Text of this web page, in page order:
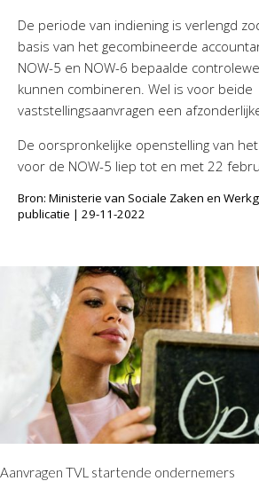
Handige links
Contact
AvantiOnline
Twinfield – Boekhouden
Klantenportaal – Online dossiers
Online Salaris – Salarissen
Nextens-Accorderen aangiften
De periode van indiening is verlengd
basis van het gecombineerde
NOW-5 en NOW-6 bepaalde
kunnen combineren. Wel is voor beide
vaststellingsaanvragen een
De oorspronkelijke openstelling van
voor de NOW-5 liep tot en met 22
Bron: Ministerie van Sociale Zaken en
publicatie | 29-11-2022
Aanvragen TVL startende ondernemers